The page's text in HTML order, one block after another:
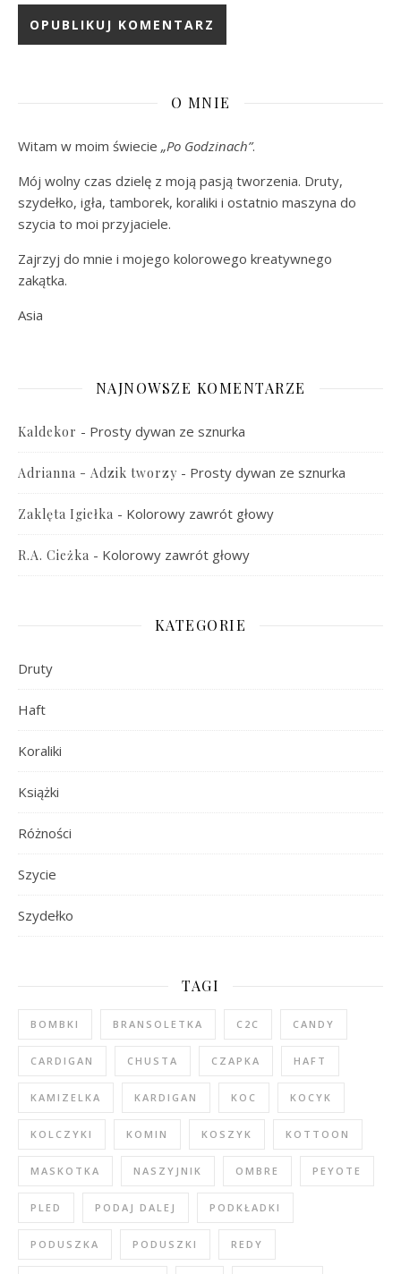
O MNIE
Witam w moim świecie „Po Godzinach”.
Mój wolny czas dzielę z moją pasją tworzenia. Druty,
szydełko, igła, tamborek, koraliki i ostatnio maszyna do
szycia to moi przyjaciele.
Zajrzyj do mnie i mojego kolorowego kreatywnego
zakątka.
Asia
NAJNOWSZE KOMENTARZE
Kaldekor - Prosty dywan ze sznurka
Adrianna - Adzik tworzy - Prosty dywan ze sznurka
Zaklęta Igiełka - Kolorowy zawrót głowy
R.A. Cieżka - Kolorowy zawrót głowy
KATEGORIE
Druty
Haft
Koraliki
Książki
Różności
Szycie
Szydełko
TAGI
BOMBKI BRANSOLETKA C2C CANDY
CARDIGAN CHUSTA CZAPKA HAFT
KAMIZELKA KARDIGAN KOC KOCYK
KOLCZYKI KOMIN KOSZYK KOTTOON
MASKOTKA NASZYJNIK OMBRE PEYOTE
PLED PODAJ DALEJ PODKŁADKI
PODUSZKA PODUSZKI REDY